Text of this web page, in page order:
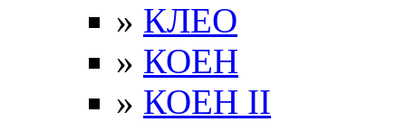
» КЛЕО
» КОЕН
» КОЕН II